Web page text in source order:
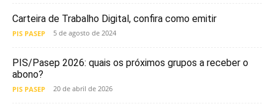
Carteira de Trabalho Digital, confira como emitir
PIS PASEP 5 de agosto de 2024
PIS/Pasep 2026: quais os próximos grupos a receber o
abono?
PIS PASEP 20 de abril de 2026